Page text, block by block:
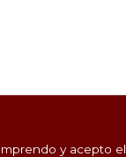
y acepto el